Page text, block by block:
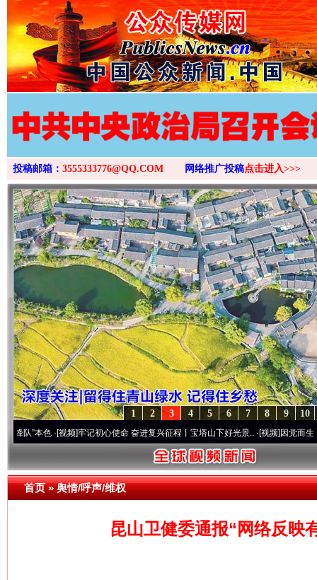
投稿邮箱： 3555333776@QQ.COM 网络推广投稿点击进入>>>
10
9
8
7
6
5
4
3
2
1
·[视频]牢记初心使命 奋进复兴征程丨宝塔山下好光景..·[视频]因党而生 为党而战
首页»舆情/呼声/维权
昆山卫健委通报“网络反映